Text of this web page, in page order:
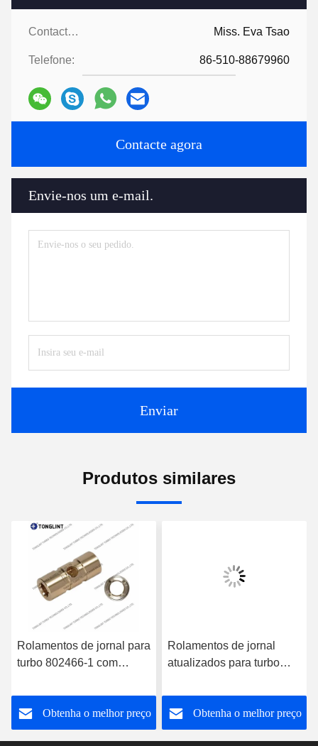
Contactos: Miss. Eva Tsao
Telefone: 86-510-88679960
Contacte agora
Envie-nos um e-mail.
Enviar
Produtos similares
Rolamentos de jornal para
turbo 802466-1 com
Obtenha o melhor preço
Rolamentos de jornal
atualizados para turbo
óleo
Obtenha o melhor preço